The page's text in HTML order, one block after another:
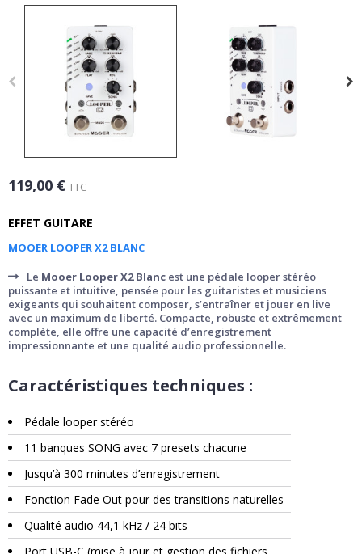
119,00 € TTC
EFFET GUITARE
MOOER LOOPER X2 BLANC
Le Mooer Looper X2 Blanc est une pédale looper stéréo
puissante et intuitive, pensée pour les guitaristes et musiciens
exigeants qui souhaitent composer, s’entraîner et jouer en live
avec un maximum de liberté. Compacte, robuste et extrêmement
complète, elle offre une capacité d’enregistrement
impressionnante et une qualité audio professionnelle.
Caractéristiques techniques :
Pédale looper stéréo
11 banques SONG avec 7 presets chacune
Jusqu’à 300 minutes d’enregistrement
Fonction Fade Out pour des transitions naturelles
Qualité audio 44,1 kHz / 24 bits